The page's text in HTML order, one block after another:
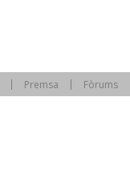
Premsa Fòrums